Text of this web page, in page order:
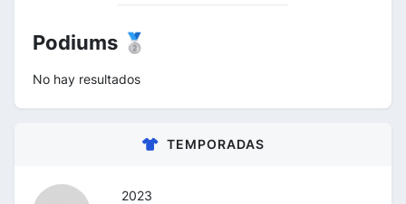
Podiums 🥈
No hay resultados
TEMPORADAS
2023